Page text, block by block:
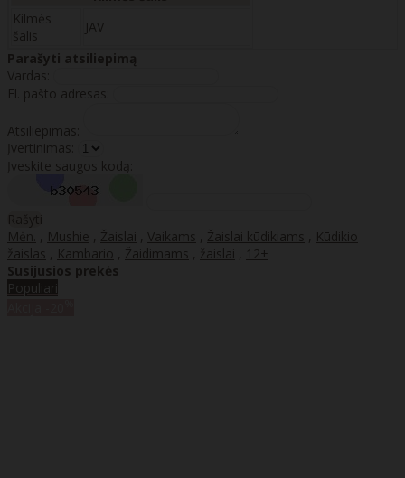
Kilmės
šalis
JAV
Parašyti atsiliepimą
Vardas:
El. pašto adresas:
Atsiliepimas:
Įvertinimas:
Įveskite saugos kodą:
Rašyti
Mėn. , Mushie , Žaislai , Vaikams , Žaislai kūdikiams , Kūdikio
žaislas , Kambario , Žaidimams , žaislai , 12+
Susijusios prekės
Populiari